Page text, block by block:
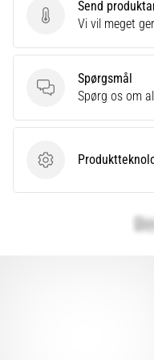
Send
Send
Vi vil meget
Spørgsmål
Spørgsmål
Spørg os om
Produktteknologi